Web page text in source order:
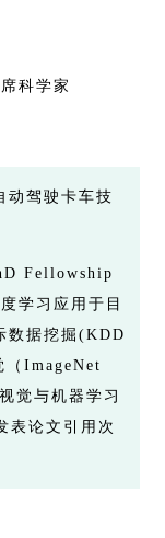
科学家
动驾驶卡车技
Fellowship
学习应用于目
数据挖掘(KDD
ImageNet
觉与机器学习
表论文引用次